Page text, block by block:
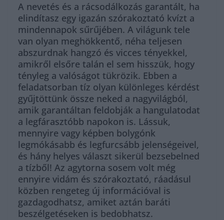
A nevetés és a rácsodálkozás garantált, ha
elindítasz egy igazán szórakoztató kvízt a
mindennapok sűrűjében. A világunk tele
van olyan meghökkentő, néha teljesen
abszurdnak hangzó és vicces tényekkel,
amikről elsőre talán el sem hisszük, hogy
tényleg a valóságot tükrözik. Ebben a
feladatsorban tíz olyan különleges kérdést
gyűjtöttünk össze neked a nagyvilágból,
amik garantáltan feldobják a hangulatodat
a legfárasztóbb napokon is. Lássuk,
mennyire vagy képben bolygónk
legmókásabb és legfurcsább jelenségeivel,
és hány helyes választ sikerül bezsebelned
a tízből! Az agytorna sosem volt még
ennyire vidám és szórakoztató, ráadásul
közben rengeteg új információval is
gazdagodhatsz, amiket aztán baráti
beszélgetéseken is bedobhatsz.